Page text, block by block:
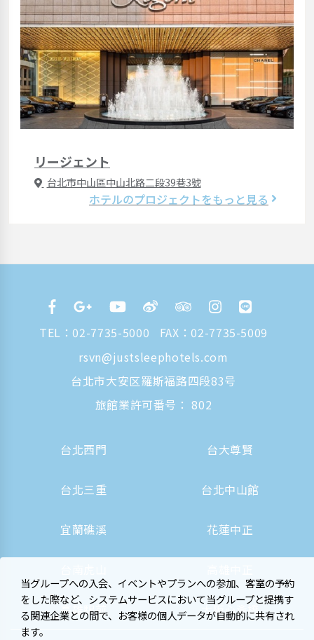
リージェント
台北市中山區中山北路二段39巷3號
ホテルのプロジェクトをもっと見る
TEL： 02-7735-5000
FAX：02-7735-5009
rsvn@justsleephotels.com
台北市大安区羅斯福路四段83号
旅館業許可番号： 802
台北西門 台大尊賢
台北三重 台北中山館
宜蘭礁溪 花蓮中正
高雄駅前 大阪心斎橋
当グループへの入会、イベントやプランへの参加、客室の予約
をした際など、システムサービスにおいて当グループと提携す
る関連企業との間で、お客様の個人データが自動的に共有され
ます。